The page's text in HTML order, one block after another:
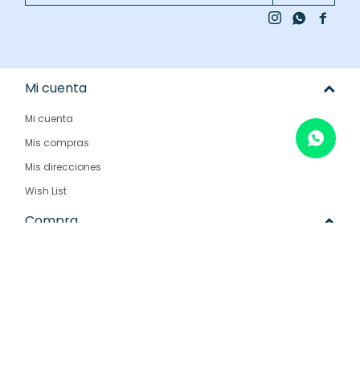

 
Mi cuenta
Mi cuenta
Mis compras
Mis direcciones
Wish List
Compra